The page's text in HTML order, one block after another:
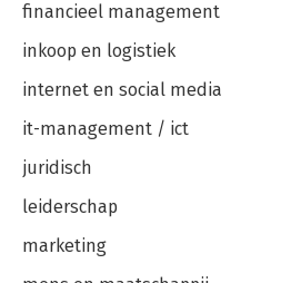
financieel management
inkoop en logistiek
internet en social media
it-management / ict
juridisch
leiderschap
marketing